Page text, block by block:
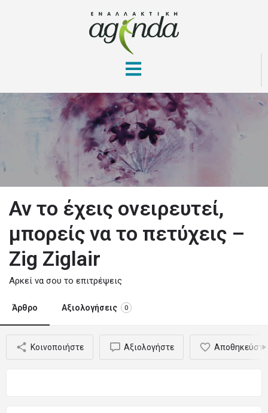
Αν το έχεις ονειρευτεί,
μπορείς να το πετύχεις –
Zig Ziglair
Αρκεί να σου το επιτρέψεις
Άρθρο Αξιολογήσεις 0
Κοινοποιήστε Αξιολογήστε Αποθηκεύστε